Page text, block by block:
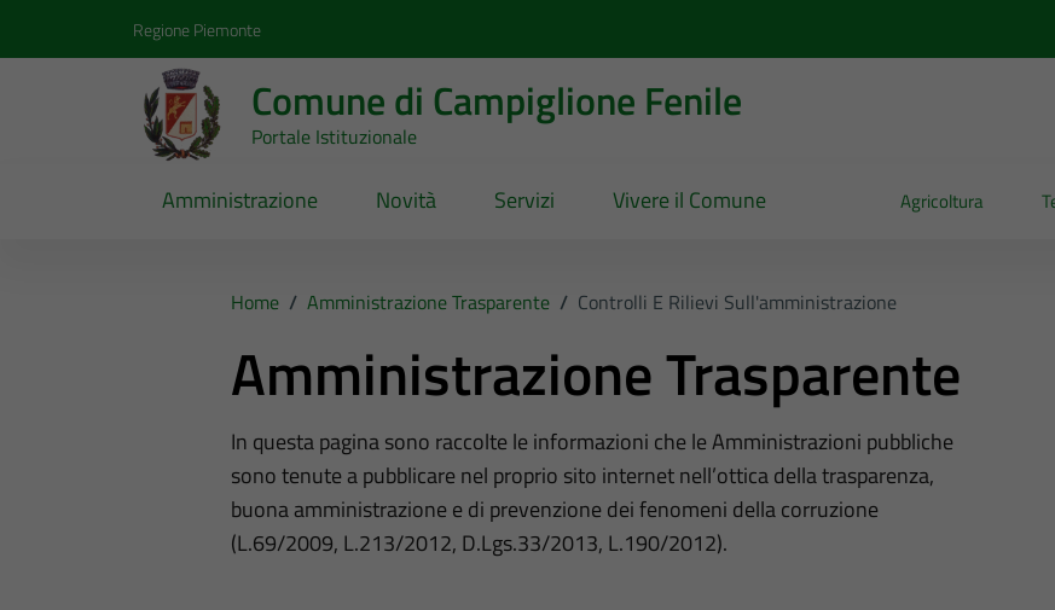
Regione Piemonte
Comune di Campiglione Fenile
Portale Istituzionale
Amministrazione Novità Servizi Vivere il Comune Agricoltura
Home / Amministrazione Trasparente / Controlli E Rilievi Sull'amministrazione
Amministrazione Trasparente
In questa pagina sono raccolte le informazioni che le Amministrazioni pubbliche
sono tenute a pubblicare nel proprio sito internet nell’ottica della trasparenza,
buona amministrazione e di prevenzione dei fenomeni della corruzione
(L.69/2009, L.213/2012, D.Lgs.33/2013, L.190/2012).